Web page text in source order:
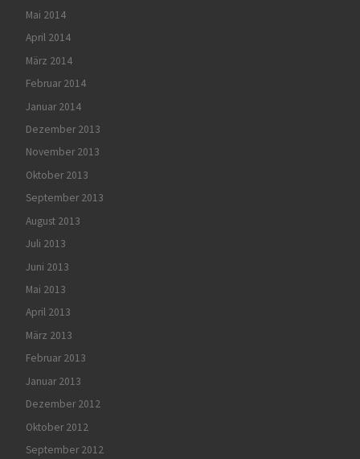
Mai 2014
April 2014
März 2014
Februar 2014
Januar 2014
Dezember 2013
November 2013
Oktober 2013
September 2013
August 2013
Juli 2013
Juni 2013
Mai 2013
April 2013
März 2013
Februar 2013
Januar 2013
Dezember 2012
Oktober 2012
September 2012